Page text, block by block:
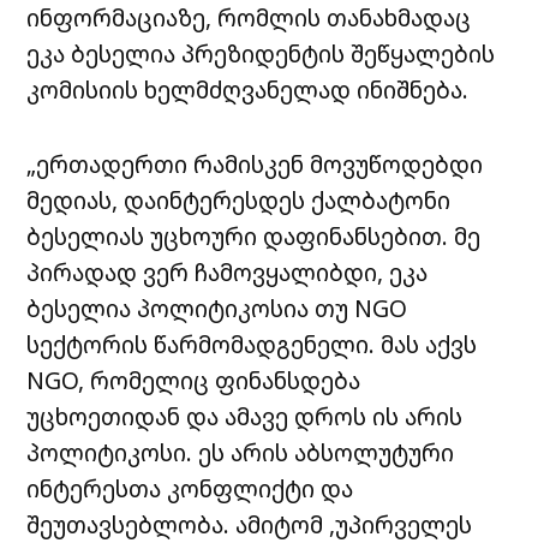
ინფორმაციაზე, რომლის თანახმადაც
ეკა ბესელია პრეზიდენტის შეწყალების
კომისიის ხელმძღვანელად ინიშნება.
„ერთადერთი რამისკენ მოვუწოდებდი
მედიას, დაინტერესდეს ქალბატონი
ბესელიას უცხოური დაფინანსებით. მე
პირადად ვერ ჩამოვყალიბდი, ეკა
ბესელია პოლიტიკოსია თუ NGO
სექტორის წარმომადგენელი. მას აქვს
NGO, რომელიც ფინანსდება
უცხოეთიდან და ამავე დროს ის არის
პოლიტიკოსი. ეს არის აბსოლუტური
ინტერესთა კონფლიქტი და
შეუთავსებლობა. ამიტომ ,უპირველეს